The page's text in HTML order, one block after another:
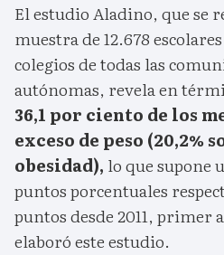
El estudio Aladino, que se
muestra de 12.678
colegios de todas las
autónomas, revela en
36,1 por ciento de los
exceso de peso (20,2%
obesidad), lo que supone
puntos porcentuales
puntos desde 2011, primer
elaboró este estudio.